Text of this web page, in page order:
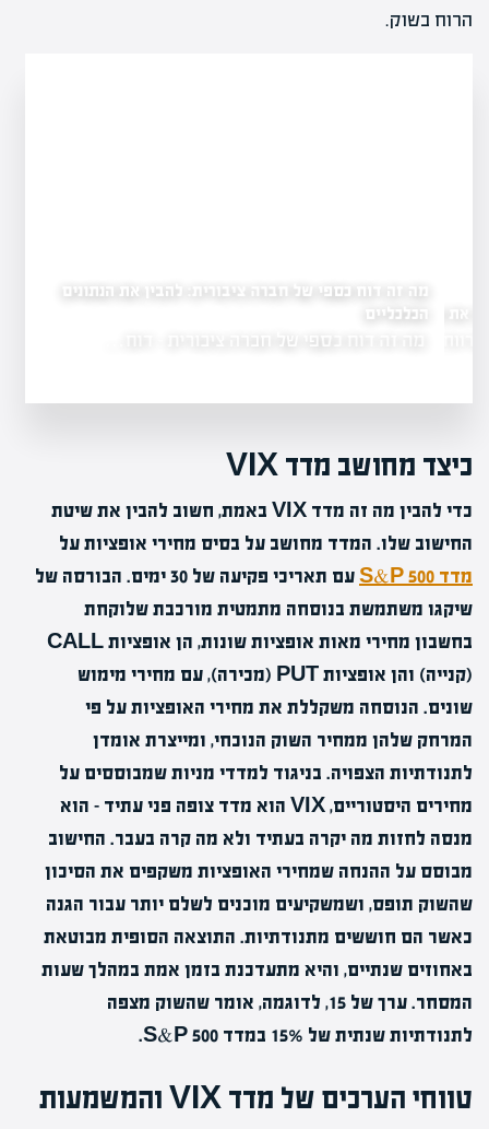
הרוח בשוק.
את שווי החברה
מה זה דוח כספי של חברה ציבורית: להבין את הנתונים
הכלכליים
מה זה דוח כספי של חברה ציבורית - דוח…
כיצד מחושב מדד VIX
כדי להבין מה זה מדד VIX באמת, חשוב להבין את שיטת
החישוב שלו. המדד מחושב על בסיס מחירי אופציות על
מדד S&P 500
עם תאריכי פקיעה של 30 ימים. הבורסה של
שיקגו משתמשת בנוסחה מתמטית מורכבת שלוקחת
בחשבון מחירי מאות אופציות שונות, הן אופציות CALL
(קנייה) והן אופציות PUT (מכירה), עם מחירי מימוש
שונים. הנוסחה משקללת את מחירי האופציות על פי
המרחק שלהן ממחיר השוק הנוכחי, ומייצרת אומדן
לתנודתיות הצפויה. בניגוד למדדי מניות שמבוססים על
מחירים היסטוריים, VIX הוא מדד צופה פני עתיד – הוא
מנסה לחזות מה יקרה בעתיד ולא מה קרה בעבר. החישוב
מבוסס על ההנחה שמחירי האופציות משקפים את הסיכון
שהשוק תופס, ושמשקיעים מוכנים לשלם יותר עבור הגנה
כאשר הם חוששים מתנודתיות. התוצאה הסופית מבוטאת
באחוזים שנתיים, והיא מתעדכנת בזמן אמת במהלך שעות
המסחר. ערך של 15, לדוגמה, אומר שהשוק מצפה
לתנודתיות שנתית של 15% במדד S&P 500.
טווחי הערכים של מדד VIX והמשמעות